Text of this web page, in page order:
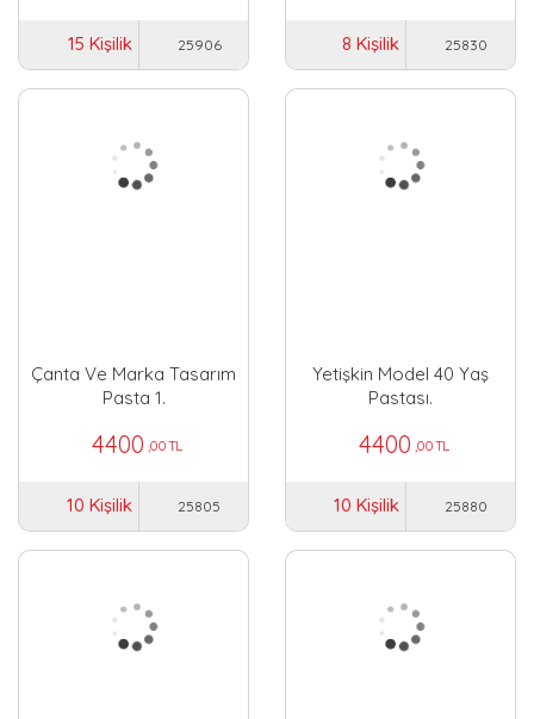
15 Kişilik 25906 8 Kişilik 25830
Çanta Ve Marka Tasarım
Pasta 1.
4400 ,00 TL
10 Kişilik 25805
Yetişkin Model 40 Yaş
Pastası.
4400 ,00 TL
10 Kişilik 25880